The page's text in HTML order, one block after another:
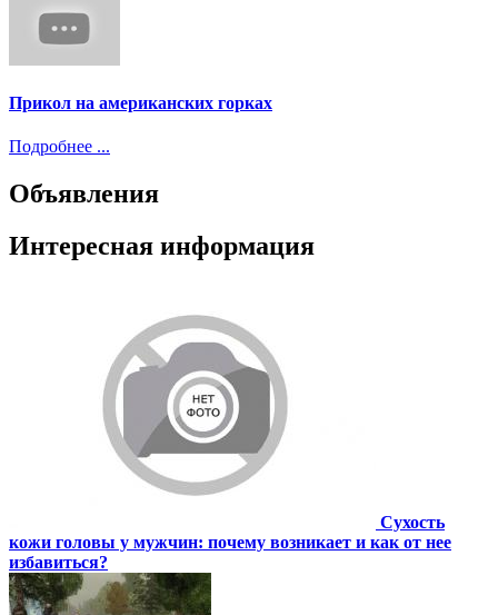
Прикол на американских горках
Подробнее ...
Объявления
Интересная информация
Сухость
кожи головы у мужчин: почему возникает и как от нее
избавиться?